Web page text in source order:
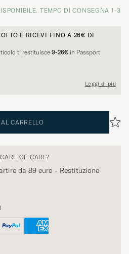
TEMPO DI CONSEGNA 1-3
E RICEVI FINO A 26€ DI
ti restituisce 9-26€ in Passport
Leggi di più
CARRELLO
OF CARL?
da 89 euro - Restituzione